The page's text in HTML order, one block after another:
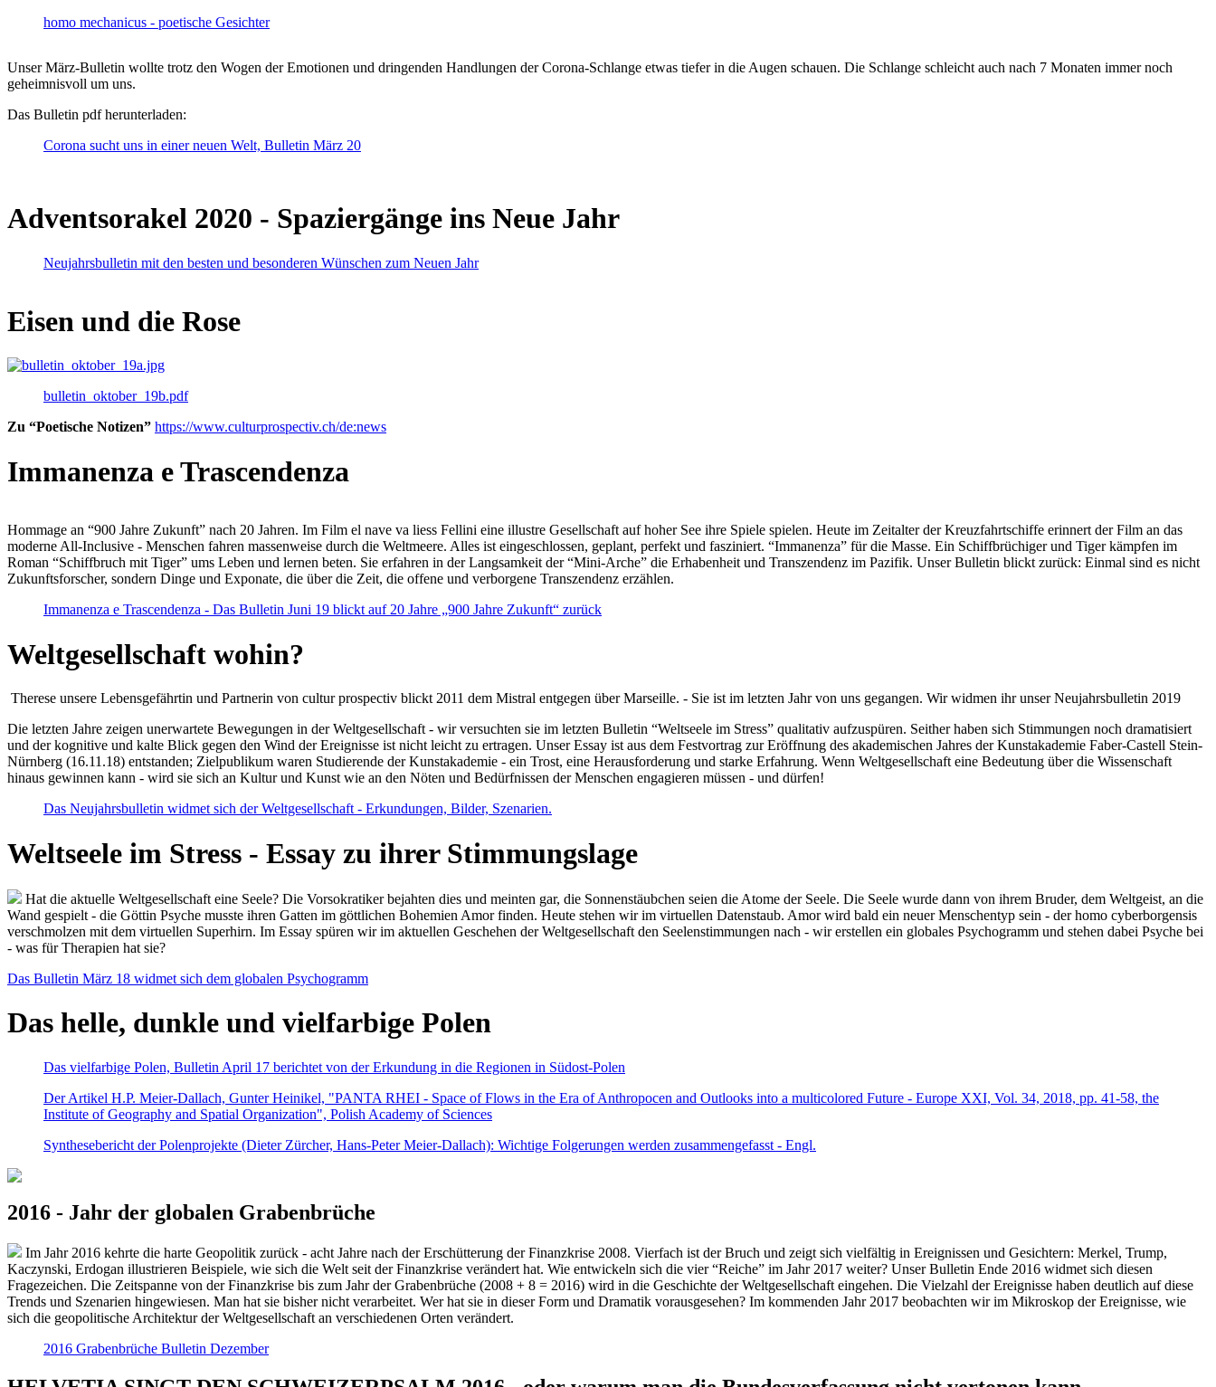
homo mechanicus - poetische Gesichter
Unser März-Bulletin wollte trotz den Wogen der Emotionen und dringenden Handlungen der Corona-Schlange etwas tiefer in die Augen schauen. Die Schlange schleicht auch nach 7 Monaten immer noch
geheimnisvoll um uns.
Das Bulletin pdf herunterladen:
Corona sucht uns in einer neuen Welt, Bulletin März 20
Adventsorakel 2020 - Spaziergänge ins Neue Jahr
Neujahrsbulletin mit den besten und besonderen Wünschen zum Neuen Jahr
Eisen und die Rose
bulletin_oktober_19b.pdf
Zu “Poetische Notizen” https://www.culturprospectiv.ch/de:news
Immanenza e Trascendenza
Hommage an “900 Jahre Zukunft” nach 20 Jahren. Im Film el nave va liess Fellini eine illustre Gesellschaft auf hoher See ihre Spiele spielen. Heute im Zeitalter der Kreuzfahrtschiffe erinnert der Film an das
moderne All-Inclusive - Menschen fahren massenweise durch die Weltmeere. Alles ist eingeschlossen, geplant, perfekt und fasziniert. “Immanenza” für die Masse. Ein Schiffbrüchiger und Tiger kämpfen im
Roman “Schiffbruch mit Tiger” ums Leben und lernen beten. Sie erfahren in der Langsamkeit der “Mini-Arche” die Erhabenheit und Transzendenz im Pazifik. Unser Bulletin blickt zurück: Einmal sind es nicht
Zukunftsforscher, sondern Dinge und Exponate, die über die Zeit, die offene und verborgene Transzendenz erzählen.
Immanenza e Trascendenza - Das Bulletin Juni 19 blickt auf 20 Jahre „900 Jahre Zukunft“ zurück
Weltgesellschaft wohin?
Therese unsere Lebensgefährtin und Partnerin von cultur prospectiv blickt 2011 dem Mistral entgegen über Marseille. - Sie ist im letzten Jahr von uns gegangen. Wir widmen ihr unser Neujahrsbulletin 2019
Die letzten Jahre zeigen unerwartete Bewegungen in der Weltgesellschaft - wir versuchten sie im letzten Bulletin “Weltseele im Stress” qualitativ aufzuspüren. Seither haben sich Stimmungen noch dramatisiert
und der kognitive und kalte Blick gegen den Wind der Ereignisse ist nicht leicht zu ertragen. Unser Essay ist aus dem Festvortrag zur Eröffnung des akademischen Jahres der Kunstakademie Faber-Castell Stein-
Nürnberg (16.11.18) entstanden; Zielpublikum waren Studierende der Kunstakademie - ein Trost, eine Herausforderung und starke Erfahrung. Wenn Weltgesellschaft eine Bedeutung über die Wissenschaft
hinaus gewinnen kann - wird sie sich an Kultur und Kunst wie an den Nöten und Bedürfnissen der Menschen engagieren müssen - und dürfen!
Das Neujahrsbulletin widmet sich der Weltgesellschaft - Erkundungen, Bilder, Szenarien.
Weltseele im Stress - Essay zu ihrer Stimmungslage
Hat die aktuelle Weltgesellschaft eine Seele? Die Vorsokratiker bejahten dies und meinten gar, die Sonnenstäubchen seien die Atome der Seele. Die Seele wurde dann von ihrem Bruder, dem Weltgeist, an die
Wand gespielt - die Göttin Psyche musste ihren Gatten im göttlichen Bohemien Amor finden. Heute stehen wir im virtuellen Datenstaub. Amor wird bald ein neuer Menschentyp sein - der homo cyberborgensis
verschmolzen mit dem virtuellen Superhirn. Im Essay spüren wir im aktuellen Geschehen der Weltgesellschaft den Seelenstimmungen nach - wir erstellen ein globales Psychogramm und stehen dabei Psyche bei
- was für Therapien hat sie?
Das Bulletin März 18 widmet sich dem globalen Psychogramm
Das helle, dunkle und vielfarbige Polen
Das vielfarbige Polen, Bulletin April 17 berichtet von der Erkundung in die Regionen in Südost-Polen
Der Artikel H.P. Meier-Dallach, Gunter Heinikel, "PANTA RHEI - Space of Flows in the Era of Anthropocen and Outlooks into a multicolored Future - Europe XXI, Vol. 34, 2018, pp. 41-58, the
Institute of Geography and Spatial Organization", Polish Academy of Sciences
Synthesebericht der Polenprojekte (Dieter Zürcher, Hans-Peter Meier-Dallach): Wichtige Folgerungen werden zusammengefasst - Engl.
2016 - Jahr der globalen Grabenbrüche
Im Jahr 2016 kehrte die harte Geopolitik zurück - acht Jahre nach der Erschütterung der Finanzkrise 2008. Vierfach ist der Bruch und zeigt sich vielfältig in Ereignissen und Gesichtern: Merkel, Trump,
Kaczynski, Erdogan illustrieren Beispiele, wie sich die Welt seit der Finanzkrise verändert hat. Wie entwickeln sich die vier “Reiche” im Jahr 2017 weiter? Unser Bulletin Ende 2016 widmet sich diesen
Fragezeichen. Die Zeitspanne von der Finanzkrise bis zum Jahr der Grabenbrüche (2008 + 8 = 2016) wird in die Geschichte der Weltgesellschaft eingehen. Die Vielzahl der Ereignisse haben deutlich auf diese
Trends und Szenarien hingewiesen. Man hat sie bisher nicht verarbeitet. Wer hat sie in dieser Form und Dramatik vorausgesehen? Im kommenden Jahr 2017 beobachten wir im Mikroskop der Ereignisse, wie
sich die geopolitische Architektur der Weltgesellschaft an verschiedenen Orten verändert.
2016 Grabenbrüche Bulletin Dezember